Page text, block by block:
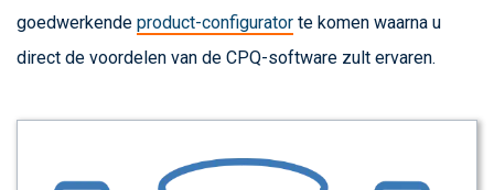
goedwerkende product-configurator te komen waarna u
direct de voordelen van de CPQ-software zult ervaren.